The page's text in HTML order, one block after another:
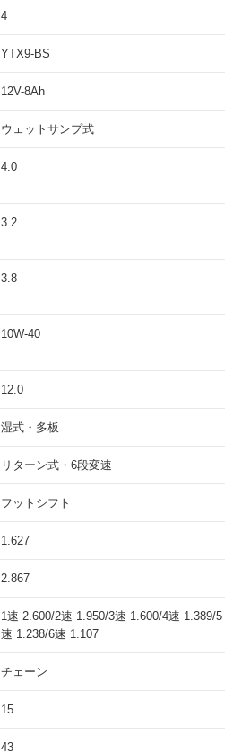
4
YTX9-BS
12V-8Ah
ウェットサンプ式
4.0
3.2
3.8
10W-40
12.0
湿式・多板
リターン式・6段変速
フットシフト
1.627
2.867
1速 2.600/2速 1.950/3速 1.600/4速 1.389/5
速 1.238/6速 1.107
チェーン
15
43